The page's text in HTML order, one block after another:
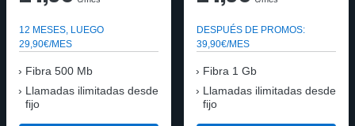
12 MESES, LUEGO
29,90€/MES
Fibra 500 Mb
Llamadas ilimitadas desde
fijo
DESPUÉS DE PROMOS:
39,90€/MES
Fibra 1 Gb
Llamadas ilimitadas desde
fijo